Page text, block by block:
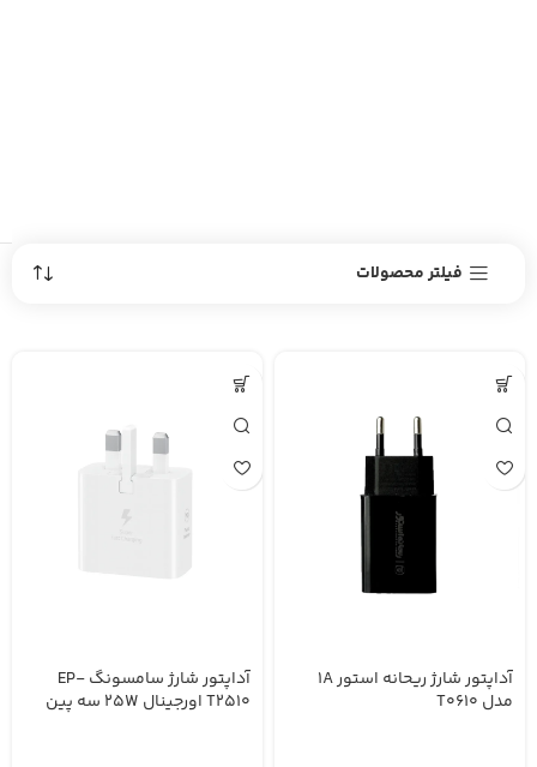
فیلتر محصولات
آداپتور شارژ ریحانه استور 1A
مدل T0610
آداپتور شارژ سامسونگ EP-
T2510 اورجینال 25W سه پین